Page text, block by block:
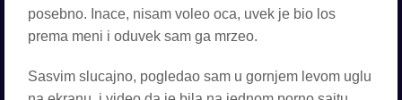
posebno. Inace, nisam voleo oca, uvek je bio los
prema meni i oduvek sam ga mrzeo.
Sasvim slucajno, pogledao sam u gornjem levom uglu